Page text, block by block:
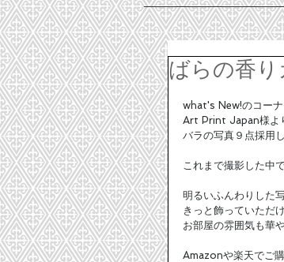
ばらの香
what's New!のコー
Art Print Japan様よ
バラの写真９点採用
これまで撮影した中
明るいふんわりした
きっと飾っていただ
お部屋の雰囲気も華
Amazonや楽天でご